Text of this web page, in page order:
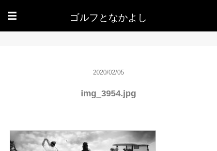
☰ ゴルフとなかよし
2020/02/05
img_3954.jpg